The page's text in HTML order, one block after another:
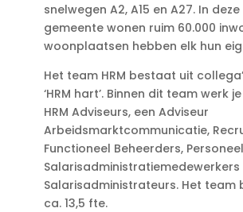
snelwegen A2, A15 en A27. In
gemeente wonen ruim 60.000
woonplaatsen hebben elk hun
Het team HRM bestaat uit
‘HRM hart’. Binnen dit team werk
HRM Adviseurs, een Adviseur
Arbeidsmarktcommunicatie,
Functioneel Beheerders,
Salarisadministratiemedewerkers
Salarisadministrateurs. Het team
ca. 13,5 fte.